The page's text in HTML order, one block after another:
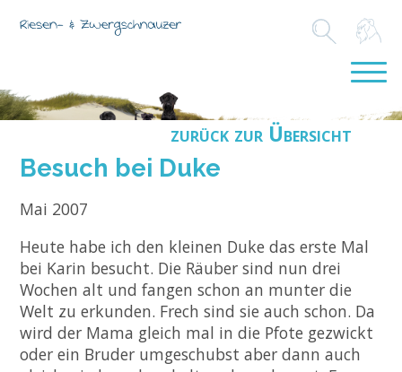
zurück zur Übersicht
Besuch bei Duke
Mai 2007
Heute habe ich den kleinen Duke das erste Mal
bei Karin besucht. Die Räuber sind nun drei
Wochen alt und fangen schon an munter die
Welt zu erkunden. Frech sind sie auch schon. Da
wird der Mama gleich mal in die Pfote gezwickt
oder ein Bruder umgeschubst aber dann auch